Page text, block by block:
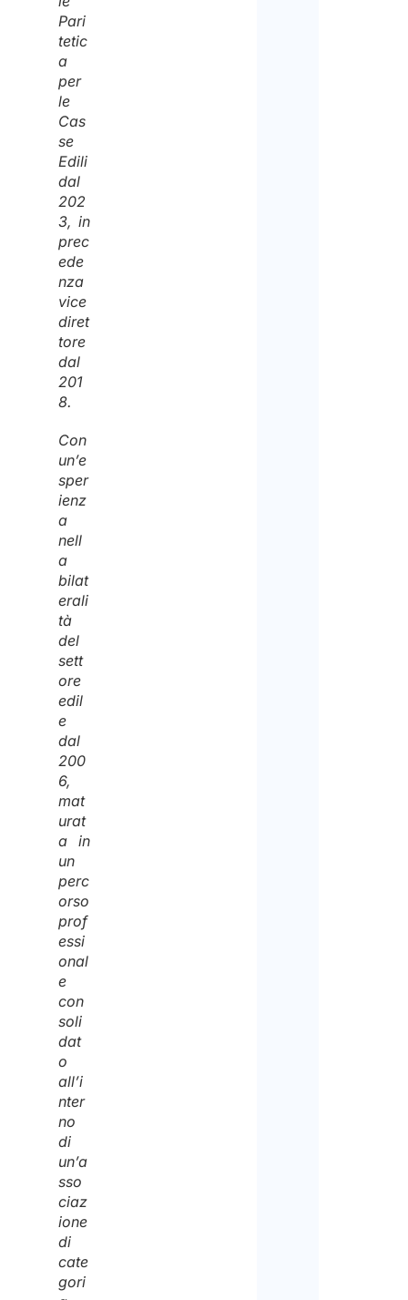
Pari
tetic
a
per
le
Cas
se
Edili
dal
202
3, in
prec
ede
nza
vice
diret
tore
dal
201
8.
Con
un’e
sper
ienz
a
nell
a
bilat
erali
tà
del
sett
ore
edil
e
dal
200
6,
mat
urat
a in
un
perc
orso
prof
essi
onal
e
con
soli
dat
o
all’i
nter
no
di
un’a
sso
ciaz
ione
di
cate
gori